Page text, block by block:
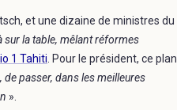
et une dizaine de ministres du
sur la table, mêlant réformes
1 Tahiti . Pour le président, ce plan
passer, dans les meilleures
».